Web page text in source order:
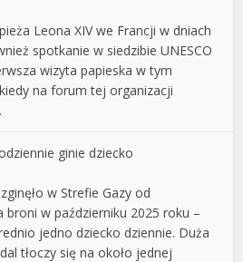
Leona XIV we Francji w dniach
spotkanie w siedzibie UNESCO
wizyta papieska w tym
na forum tej organizacji
ginie dziecko
w Strefie Gazy od
broni w październiku 2025 roku –
jedno dziecko dziennie. Duża
tłoczy się na około jednej